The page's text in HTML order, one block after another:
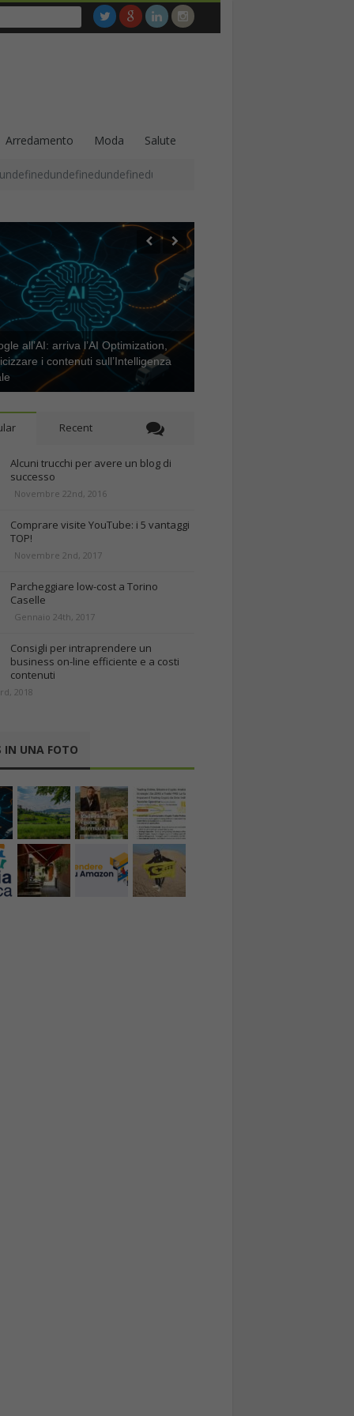
Arredamento Moda Salute
all’AI: arriva l’AI Optimization,
i contenuti sull’Intelligenza
Recent
Alcuni trucchi per avere un blog di
successo
Novembre 22nd, 2016
Comprare visite YouTube: i 5 vantaggi
TOP!
Novembre 2nd, 2017
Parcheggiare low-cost a Torino
Caselle
Gennaio 24th, 2017
Consigli per intraprendere un
business on-line efficiente e a costi
contenuti
2018
IN UNA FOTO